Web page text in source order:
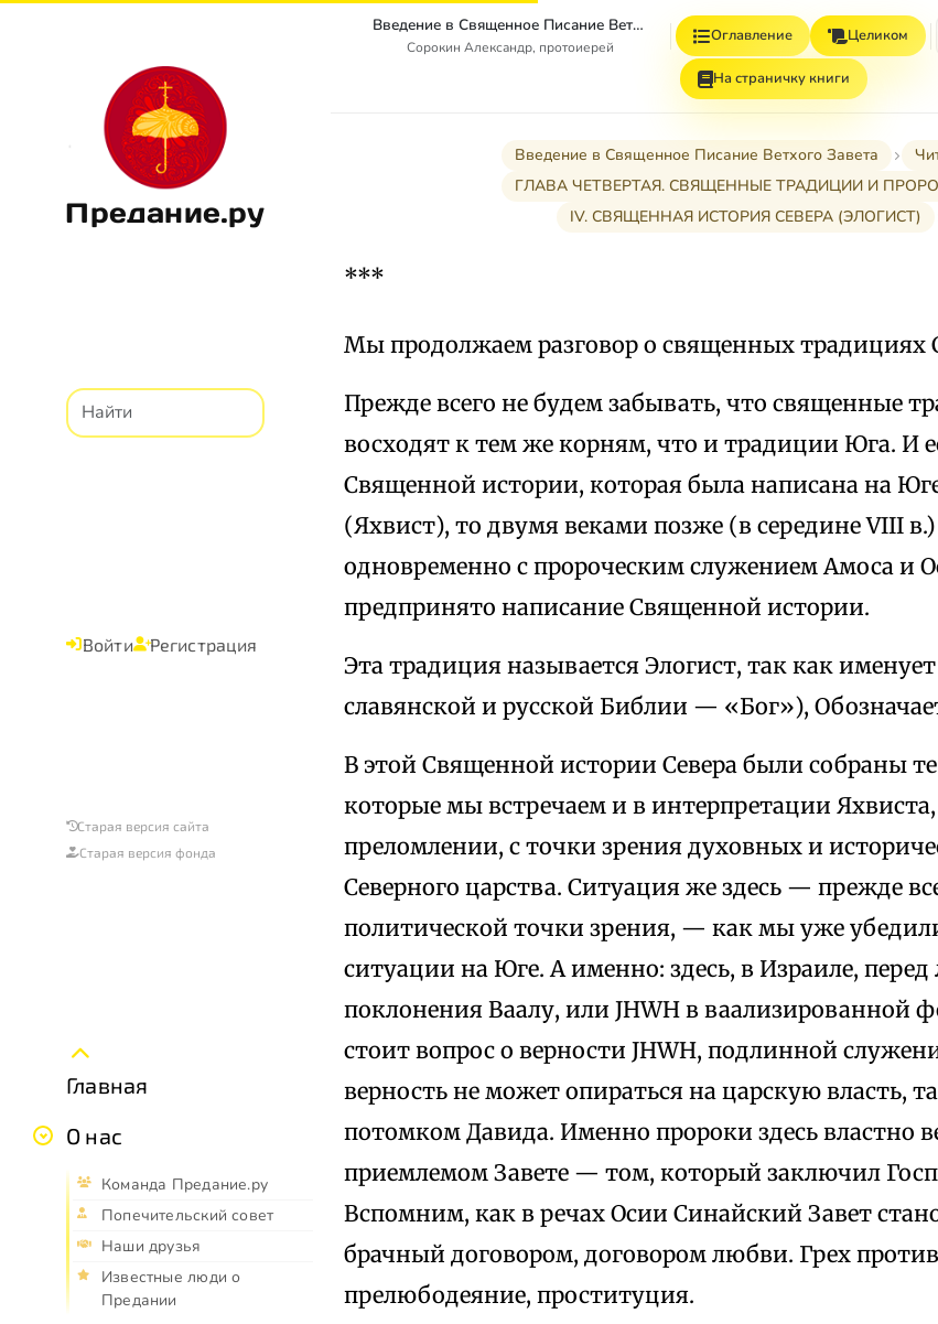
Предание.ру
Войти Регистрация
Старая версия сайта
Старая версия фонда
Главная
О нас
Команда Предание.ру
Попечительский совет
Наши друзья
Известные люди о
Предании
Введение в Священное Писание Ветхого Завета
Сорокин Александр, протоиерей
Оглавление Целиком
На страничку книги
Введение в Священное Писание Ветхого Завета
ГЛАВА ЧЕТВЕРТАЯ. СВЯЩЕННЫЕ ТРАДИЦИИ И
IV. СВЯЩЕННАЯ ИСТОРИЯ СЕВЕРА (ЭЛОГИСТ)
***
Мы продолжаем разговор о священных традициях
Прежде всего не будем забывать, что священные
восходят к тем же корням, что и традиции Юга. И
Священной истории, которая была написана на
(Яхвист), то двумя веками позже (в середине VIII
одновременно с пророческим служением Амоса и
предпринято написание Священной истории.
Эта традиция называется Элогист, так как
славянской и русской Библии — «Бог»),
В этой Священной истории Севера были собраны
которые мы встречаем и в интерпретации
преломлении, с точки зрения духовных и
Северного царства. Ситуация же здесь — прежде
политической точки зрения, — как мы уже
ситуации на Юге. А именно: здесь, в Израиле,
поклонения Ваалу, или JHWH в ваализированной
стоит вопрос о верности JHWH, подлинной
верность не может опираться на царскую власть,
потомком Давида. Именно пророки здесь властно
приемлемом Завете — том, который заключил
Вспомним, как в речах Осии Синайский Завет
брачный договором, договором любви. Грех
прелюбодеяние, проституция.